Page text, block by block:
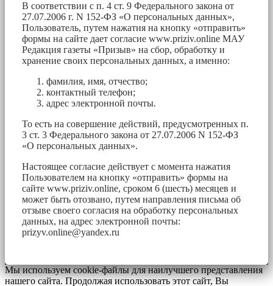
В соответствии с п. 4 ст. 9 Федерального закона от
27.07.2006 г. N 152-ФЗ «О персональных данных»,
Пользователь, путем нажатия на кнопку «отправить»
формы на сайте дает согласие www.priziv.online МАУ
Редакция газеты «Призыв» на сбор, обработку и
хранение своих персональных данных, а именно:
фамилия, имя, отчество;
контактный телефон;
адрес электронной почты.
То есть на совершение действий, предусмотренных п.
3 ст. 3 Федерального закона от 27.07.2006 N 152-ФЗ
«О персональных данных».
Настоящее согласие действует с момента нажатия
Пользователем на кнопку «отправить» формы на
сайте www.priziv.online, сроком 6 (шесть) месяцев и
может быть отозвано, путем направления письма об
отзыве своего согласия на обработку персональных
данных, на адрес электронной почты:
prizyv.online@yandex.ru
Мы используем cookie-файлы для наилучшего представления
нашего сайта. Продолжая использовать этот сайт, Вы